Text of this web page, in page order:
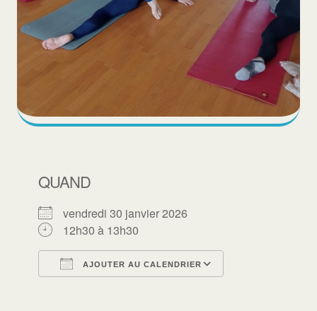
QUAND
vendredi 30 janvier 2026
12h30 à 13h30
AJOUTER AU CALENDRIER